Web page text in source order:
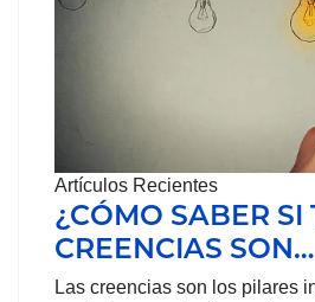
Artículos Recientes
¿CÓMO SABER SI
CREENCIAS SON…
Las creencias son los pilares